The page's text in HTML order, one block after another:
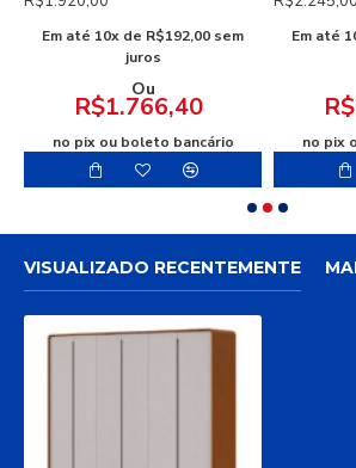
Em até 10x de R$192,00 sem
juros
Ou
R$1.766,40
no pix ou boleto bancário
Em até
no pix
VISUALIZADO RECENTEMENTE